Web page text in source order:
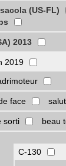
(US-FL)
2013
2019
face
sorti beau
C-130